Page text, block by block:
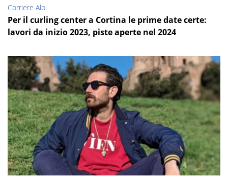
Corriere Alpi
Per il curling center a Cortina le prime date certe:
lavori da inizio 2023, piste aperte nel 2024